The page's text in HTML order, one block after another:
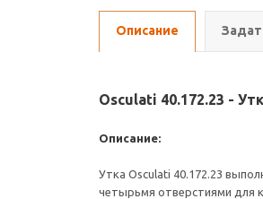
Описание
Osculati 40.172.23 -
Описание:
Утка Osculati 40.172.23
четырьмя отверстиями для